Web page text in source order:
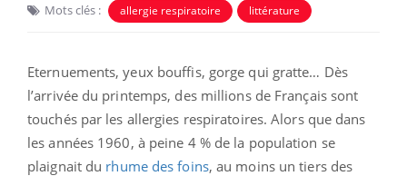
Mots clés : allergie respiratoire littérature
Eternuements, yeux bouffis, gorge qui gratte… Dès
l’arrivée du printemps, des millions de Français sont
touchés par les allergies respiratoires. Alors que dans
les années 1960, à peine 4 % de la population se
plaignait du rhume des foins, au moins un tiers des